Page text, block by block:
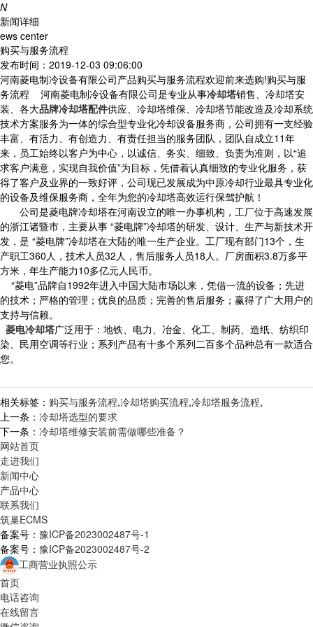
N
新闻详细
ews center
购买与服务流程
发布时间：2019-12-03 09:06:00
河南菱电制冷设备有限公司产品购买与服务流程欢迎前来选购!购买与服
务流程 河南菱电制冷设备有限公司是专业从事冷却塔销售、冷却塔安
装、各大品牌冷却塔配件供应、冷却塔维保、冷却塔节能改造及冷却系统
技术方案服务为一体的综合型专业化冷却设备服务商，公司拥有一支经验
丰富、有活力、有创造力、有责任担当的服务团队，团队自成立11年
来，员工始终以客户为中心，以诚信、务实、细致、负责为准则，以“追
求客户满意，实现自我价值”为目标，凭借着认真细致的专业化服务，获
得了客户及业界的一致好评，公司现已发展成为中原冷却行业最具专业化
的设备及维保服务商，全年为您的冷却塔高效运行保驾护航！
公司是菱电牌冷却塔在河南设立的唯一办事机构，工厂位于高速发展
的浙江诸暨市，主要从事 “菱电牌”冷却塔的研发、设计、生产与新技术开
发，是 “菱电牌”冷却塔在大陆的唯一生产企业。工厂现有部门13个，生
产职工360人，技术人员32人，售后服务人员18人。厂房面积3.8万多平
方米，年生产能力10多亿元人民币。
“菱电”品牌自1992年进入中国大陆市场以来，凭借一流的设备；先进
的技术；严格的管理；优良的品质；完善的售后服务；赢得了广大用户的
支持与信赖。
菱电冷却塔广泛用于：地铁、电力、冶金、化工、制药、造纸、纺织印
染、民用空调等行业；系列产品有十多个系列二百多个品种总有一款适合
您。
相关标签： 购买与服务流程,冷却塔购买流程,冷却塔服务流程,
上一条： 冷却塔选型的要求
下一条： 冷却塔维修安装前需做哪些准备？
网站首页
走进我们
新闻中心
产品中心
联系我们
筑巢ECMS
备案号： 豫ICP备2023002487号-1
备案号： 豫ICP备2023002487号-2
工商营业执照公示
首页
电话咨询
在线留言